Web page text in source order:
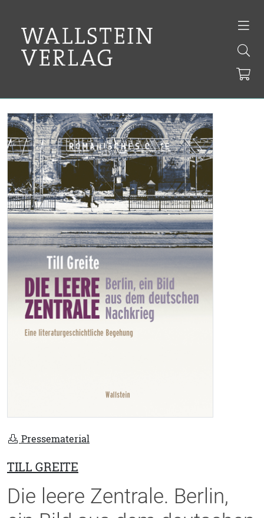
Pressematerial
TILL GREITE
Die leere Zentrale. Berlin,